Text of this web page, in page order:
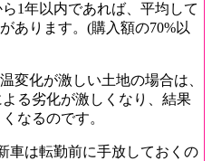
1年以内であれば、平均して
あります。(購入額の70%以
変化が激しい土地の場合は、
る劣化が激しくなり、結果
なるのです。
車は転勤前に手放しておくの